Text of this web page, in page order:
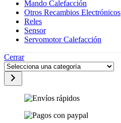
Mando Calefacción
Otros Recambios Electrónicos
Reles
Sensor
Servomotor Calefacción
Cerrar
Selecciona
una
categoría